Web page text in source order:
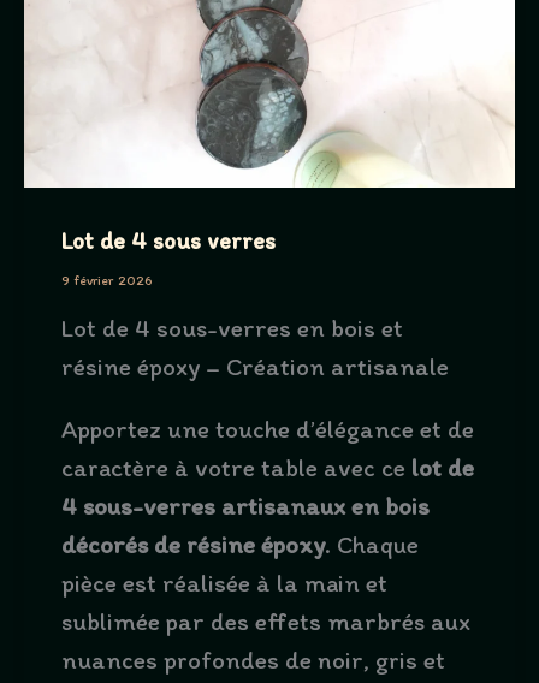
Lot de 4 sous verres
9 février 2026
Lot de 4 sous-verres en bois et
résine époxy – Création artisanale
Apportez une touche d’élégance et de
caractère à votre table avec ce lot de
4 sous-verres artisanaux en bois
décorés de résine époxy. Chaque
pièce est réalisée à la main et
sublimée par des effets marbrés aux
nuances profondes de noir, gris et